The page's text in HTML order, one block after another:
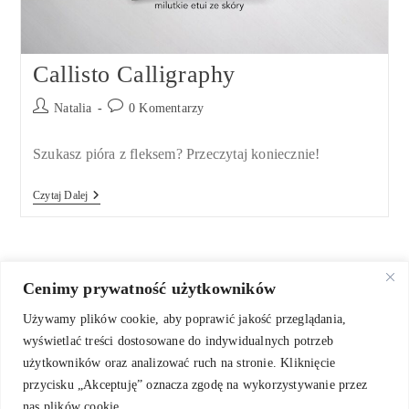
Cenimy prywatność użytkowników
Używamy plików cookie, aby poprawić jakość przeglądania,
wyświetlać treści dostosowane do indywidualnych potrzeb
użytkowników oraz analizować ruch na stronie. Kliknięcie
przycisku „Akceptuję” oznacza zgodę na wykorzystywanie przez
nas plików cookie.
Callisto Calligraphy
PostNatalia
Post0 Komentarzy
Szukasz pióra z fleksem? Przeczytaj koniecznie!
Czytaj DalejCallisto
Calligraphy